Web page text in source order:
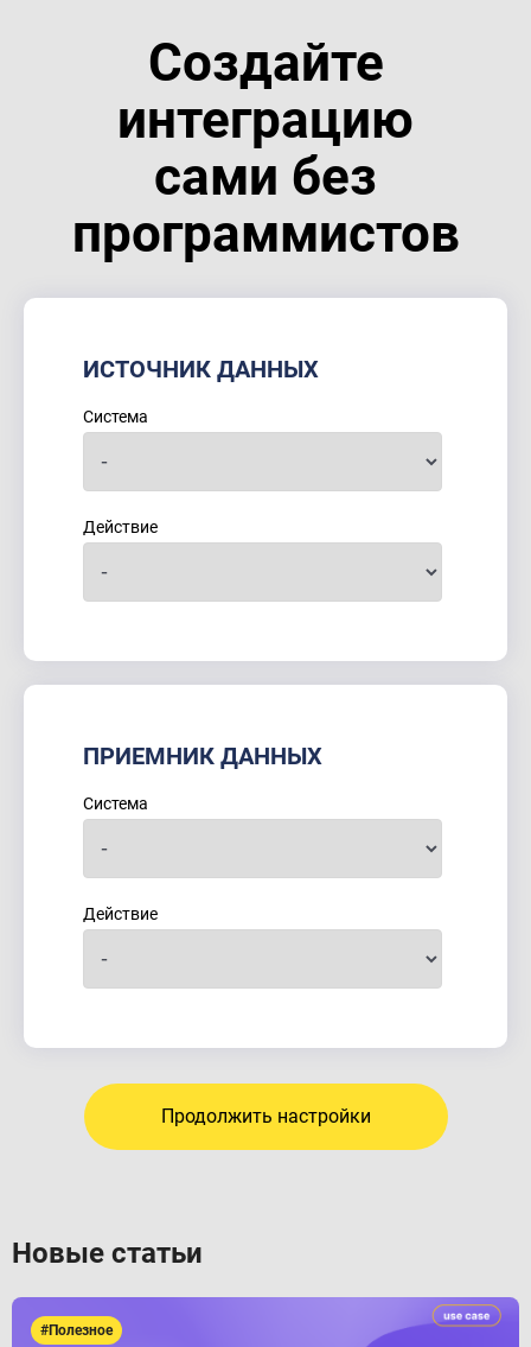
Создайте
интеграцию
сами без
программистов
ИСТОЧНИК ДАННЫХ
Система
Действие
ПРИЕМНИК ДАННЫХ
Система
Действие
Продолжить настройки
Новые статьи
#Полезное